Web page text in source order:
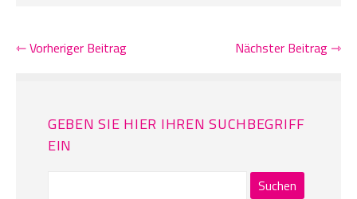
⇽ Vorheriger Beitrag Nächster Beitrag ⇾
GEBEN SIE HIER IHREN SUCHBEGRIFF
EIN